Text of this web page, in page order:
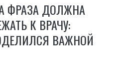
ФРАЗА ДОЛЖНА
К ВРАЧУ:
ВАЖНОЙ